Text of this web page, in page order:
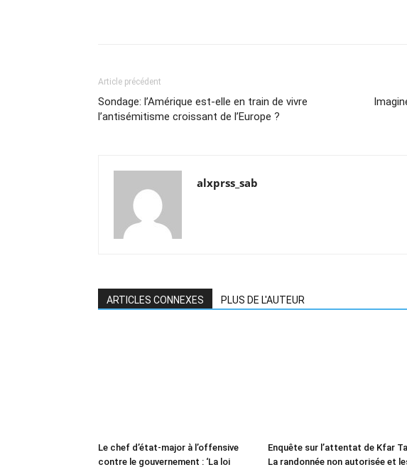
Article précédent
Sondage: l’Amérique est-elle en train de vivre
l’antisémitisme croissant de l’Europe ?
alxprss_sab
ARTICLES CONNEXES PLUS DE L'AUTEUR
Le chef d’état-major à l’offensive
contre le gouvernement : ‘La loi
Enquête sur l’attentat de Kfar
La randonnée non autorisée et